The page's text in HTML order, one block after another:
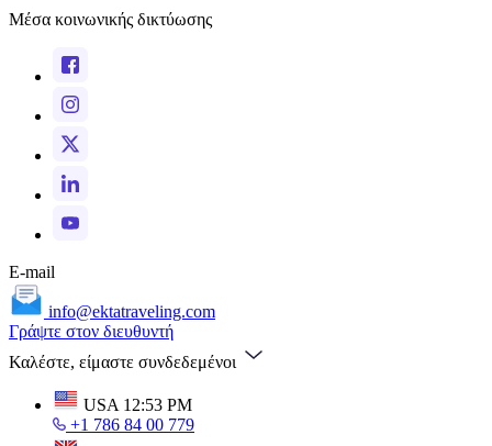
Μέσα κοινωνικής δικτύωσης
E-mail
info@ektatraveling.com
Γράψτε στον διευθυντή
Καλέστε, είμαστε συνδεδεμένοι
USA 12:53 PM
+1 786 84 00 779